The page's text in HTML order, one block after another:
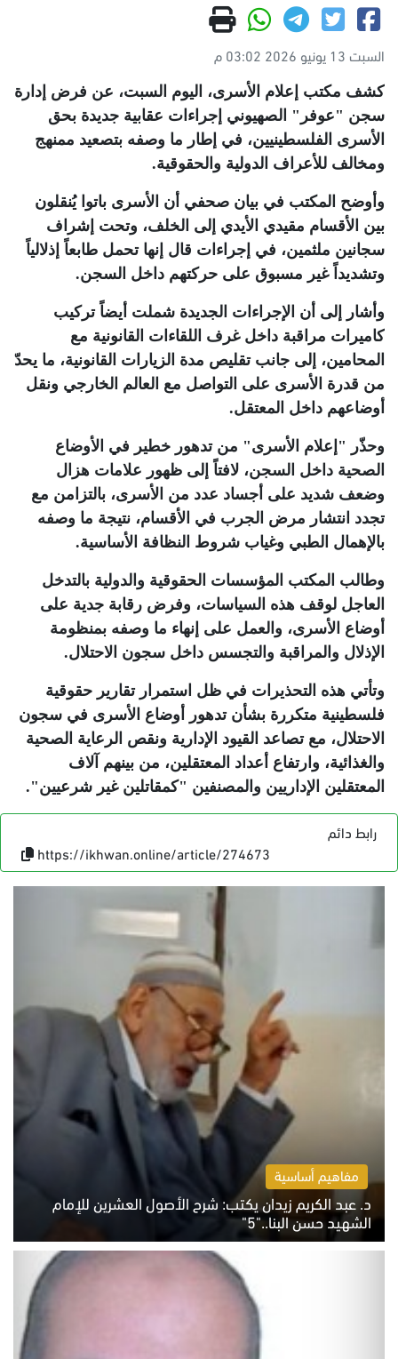
السبت 13 يونيو 2026 03:02 م
كشف مكتب إعلام الأسرى، اليوم السبت، عن فرض إدارة
سجن "عوفر" الصهيوني إجراءات عقابية جديدة بحق
الأسرى الفلسطينيين، في إطار ما وصفه بتصعيد ممنهج
ومخالف للأعراف الدولية والحقوقية.
وأوضح المكتب في بيان صحفي أن الأسرى باتوا يُنقلون
بين الأقسام مقيدي الأيدي إلى الخلف، وتحت إشراف
سجانين ملثمين، في إجراءات قال إنها تحمل طابعاً إذلالياً
وتشديداً غير مسبوق على حركتهم داخل السجن.
وأشار إلى أن الإجراءات الجديدة شملت أيضاً تركيب
كاميرات مراقبة داخل غرف اللقاءات القانونية مع
المحامين، إلى جانب تقليص مدة الزيارات القانونية، ما يحدّ
من قدرة الأسرى على التواصل مع العالم الخارجي ونقل
أوضاعهم داخل المعتقل.
وحذّر "إعلام الأسرى" من تدهور خطير في الأوضاع
الصحية داخل السجن، لافتاً إلى ظهور علامات هزال
وضعف شديد على أجساد عدد من الأسرى، بالتزامن مع
تجدد انتشار مرض الجرب في الأقسام، نتيجة ما وصفه
بالإهمال الطبي وغياب شروط النظافة الأساسية.
وطالب المكتب المؤسسات الحقوقية والدولية بالتدخل
العاجل لوقف هذه السياسات، وفرض رقابة جدية على
أوضاع الأسرى، والعمل على إنهاء ما وصفه بمنظومة
الإذلال والمراقبة والتجسس داخل سجون الاحتلال.
وتأتي هذه التحذيرات في ظل استمرار تقارير حقوقية
فلسطينية متكررة بشأن تدهور أوضاع الأسرى في سجون
الاحتلال، مع تصاعد القيود الإدارية ونقص الرعاية الصحية
والغذائية، وارتفاع أعداد المعتقلين، من بينهم آلاف
المعتقلين الإداريين والمصنفين "كمقاتلين غير شرعيين".
رابط دائم
https://ikhwan.online/article/274673
مفاهيم أساسية
د. عبد الكريم زيدان يكتب: شرح الأصول العشرين للإمام
الشهيد حسن البنا.."5"
السبت 8 أغسطس 2026 10:46 ص